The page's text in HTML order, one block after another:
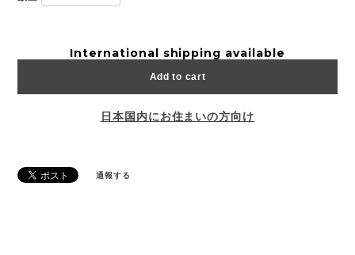
International shipping available
Add to cart
日本国内にお住まいの方向け
通報する